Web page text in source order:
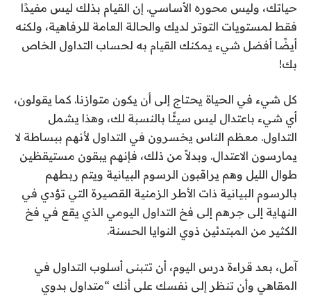
حياتك، وليس محوره الأساسي. إن القيام بذلك ليس مفيدًا
فقط لمستويات التوتر لديك والحالة العامة للرفاهية، ولكنه
أيضًا أفضل شيء يمكنك القيام به لحساب التداول الخاص
بك!
كل شيء في الحياة يحتاج إلى أن يكون متوازنا. كما يقولون،
أي شيء باعتدال ليس سيئًا بالنسبة لك، وهذا يشمل
التداول. معظم الناس يخسرون في التداول لأنهم ببساطة لا
يمارسون الاعتدال. وبدلاً من ذلك، فإنهم يبقون مستيقظين
طوال الليل وهم يراقبون الرسوم البيانية ويتم ربطهم
بالرسوم البيانية ذات الأطر الزمنية القصيرة التي تؤدي في
النهاية إلى جرهم إلى فخ التداول اليومي الذي يقع في فخ
الكثير من المبتدئين ذوي النوايا الحسنة.
آمل، بعد قراءة درس اليوم، أن تتبنى أسلوب التداول في
المقاهي وأن تنظر إلى نفسك على أنك “متداول بدوي